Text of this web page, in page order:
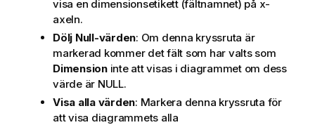
visa en dimensionsetikett (fältnamnet) på x-
axeln.
Dölj Null-värden: Om denna kryssruta är
markerad kommer det fält som har valts som
Dimensioninte att visas i diagrammet om dess
värde är NULL.
Visa alla värden: Markera denna kryssruta för
att visa diagrammets alla